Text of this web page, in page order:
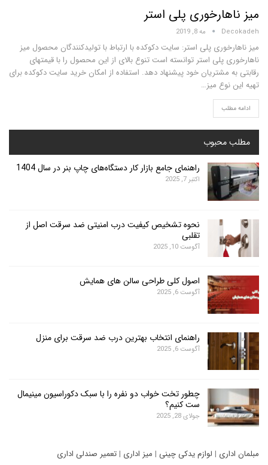
پلی استر
مه 8, 2019
پلی استر: سایت دکوکده با ارتباط با تولیدکنندگان محصول میز
پلی استر توانسته است تنوع بالای از این محصول را با قیمتهای
مشتریان خود پیشنهاد دهد. استفاده از امکان خرید سایت دکوکده برای
میز…
راهنمای جامع بازار کار دستگاه‌های چاپ بنر در سال 1404
اکتبر 7, 2025
نحوه تشخیص کیفیت درب امنیتی ضد سرقت اصل از
تقلبی
آگوست 10, 2025
اصول کلی طراحی سالن های همایش
آگوست 6, 2025
راهنمای انتخاب بهترین درب ضد سرقت برای منزل
آگوست 6, 2025
چطور تخت خواب دو نفره را با سبک دکوراسیون مینیمال
ست کنیم؟
جولای 28, 2025
|لوازم یدکی چینی|میز اداری| تعمیر صندلی اداری